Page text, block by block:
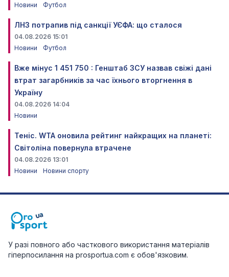
Новини
Футбол
ЛНЗ потрапив під санкції УЄФА: що сталося
04.08.2026 15:01
Новини
Футбол
Вже мінус 1 451 750 : Генштаб ЗСУ назвав свіжі дані
втрат загарбників за час їхнього вторгнення в
Україну
04.08.2026 14:04
Новини
Теніс. WTA оновила рейтинг найкращих на планеті:
Світоліна повернула втрачене
04.08.2026 13:01
Новини
Новини спорту
У разі повного або часткового використання матеріалів
гіперпосилання на prosportua.com є обов'язковим.